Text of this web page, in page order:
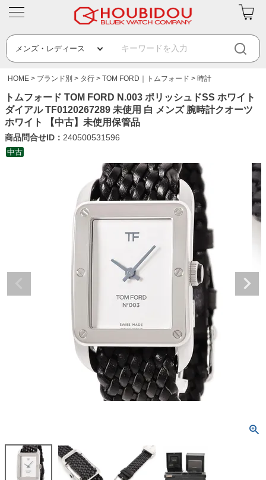
HOME ブランド別 タ行 TOM FORD｜トムフォード 時計
トムフォード TOM FORD N.003 ポリッシュドSS ホワイト
ダイアル TF0120267289 未使用 白 メンズ 腕時計クオーツ
ホワイト 【中古】未使用保管品
商品問合せID： 240500531596
中古